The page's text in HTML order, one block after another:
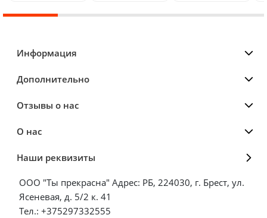
Информация
Дополнительно
Отзывы о нас
О нас
Наши реквизиты
ООО "Ты прекрасна" Адрес: РБ, 224030, г. Брест, ул.
Ясеневая, д. 5/2 к. 41
Тел.: +375297332555